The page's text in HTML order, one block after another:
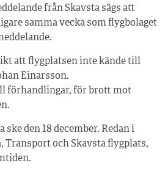
från Skavsta sägs att
samma vecka som flygbolaget
att flygplatsen inte kände till
Einarsson.
förhandlingar, för brott mot
den 18 december. Redan i
Transport och Skavsta flygplats,